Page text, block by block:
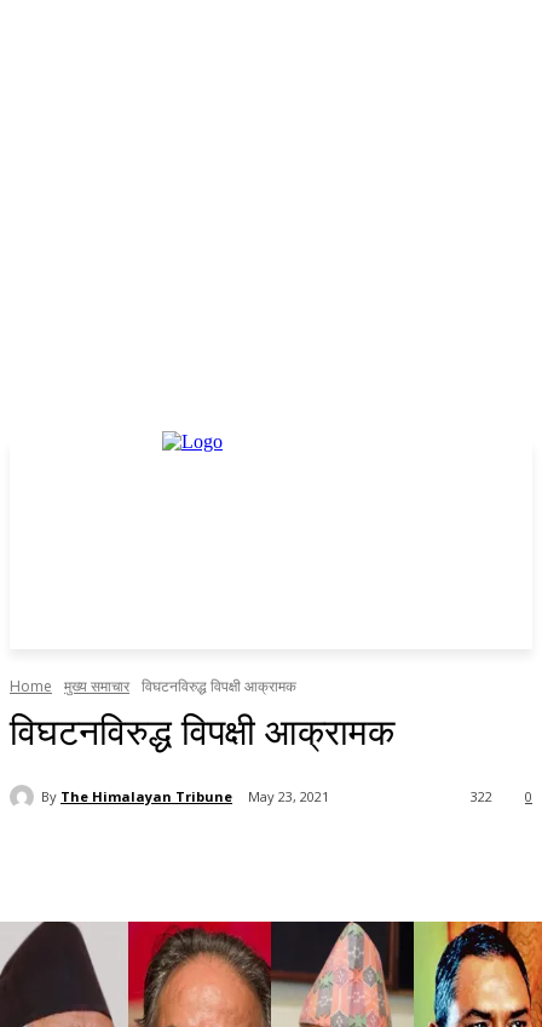
Home मुख्य समाचार विघटनविरुद्ध विपक्षी आक्रामक
विघटनविरुद्ध विपक्षी आक्रामक
By The Himalayan Tribune May 23, 2021 0
322